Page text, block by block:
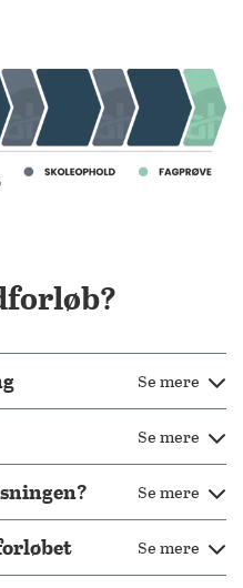
Se mere
Se mere
Se mere
Se mere